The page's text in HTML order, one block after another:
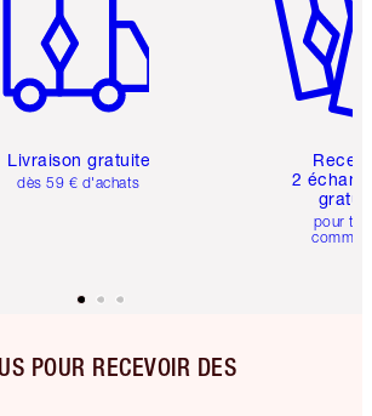
Livraison gratuite
dès 59 € d'achats
2
pour
POUR RECEVOIR DES